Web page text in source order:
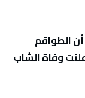
الطواقم
وفاة الشاب